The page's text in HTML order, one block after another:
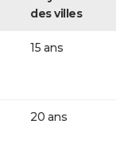
des villes
15 ans
20 ans